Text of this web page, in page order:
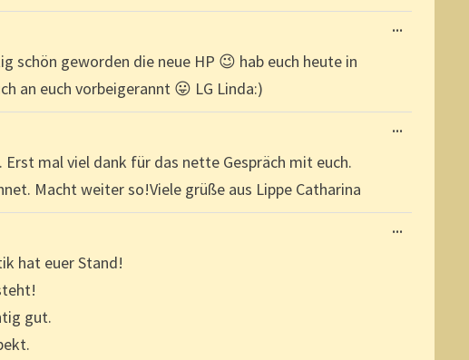
geworden die neue HP 😉 hab euch heute in
an euch vorbeigerannt 😛 LG Linda:)
...DIESE
mal viel dank für das nette Gespräch mit euch.
Macht weiter so!Viele grüße aus Lippe Catharina
...DIESE
hat euer Stand!
gut.
...DIESE